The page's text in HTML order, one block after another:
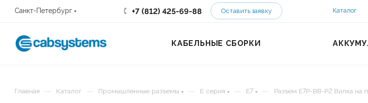
Санкт-Петербург +7 (812) 425-69-88 Оставить заявку Каталог
КАБЕЛЬНЫЕ СБОРКИ
Главная — Каталог — Промышленные разъемы — E серия — E7 — Разъем E7P-BB-P2 Вилка на